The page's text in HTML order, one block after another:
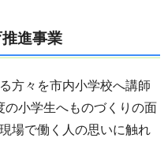
進事業
方々を市内小学校へ講師
の小学生へものづくりの面
場で働く人の思いに触れ